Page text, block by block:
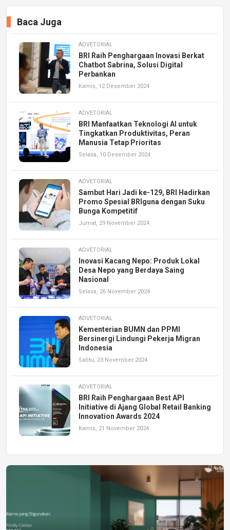
Baca Juga
ADVETORIAL
BRI Raih Penghargaan Inovasi Berkat
Chatbot Sabrina, Solusi Digital
Perbankan
Kamis, 12 Desember 2024
ADVETORIAL
BRI Manfaatkan Teknologi AI untuk
Tingkatkan Produktivitas, Peran
Manusia Tetap Prioritas
Selasa, 10 Desember 2024
ADVETORIAL
Sambut Hari Jadi ke-129, BRI Hadirkan
Promo Spesial BRIguna dengan Suku
Bunga Kompetitif
Jumat, 29 November 2024
ADVETORIAL
Inovasi Kacang Nepo: Produk Lokal
Desa Nepo yang Berdaya Saing
Nasional
Selasa, 26 November 2024
ADVETORIAL
Kementerian BUMN dan PPMI
Bersinergi Lindungi Pekerja Migran
Indonesia
Sabtu, 23 November 2024
ADVETORIAL
BRI Raih Penghargaan Best API
Initiative di Ajang Global Retail Banking
Innovation Awards 2024
Kamis, 21 November 2024